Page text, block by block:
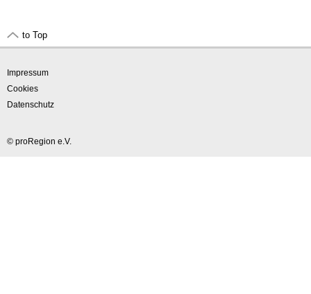
to Top
Impressum
Cookies
Datenschutz
© proRegion e.V.